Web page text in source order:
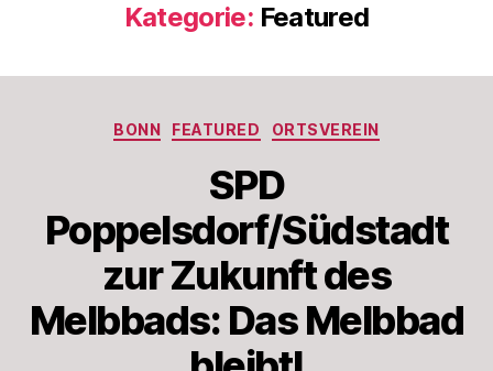
Kategorie: Featured
Kategorien
BONN FEATURED ORTSVEREIN
SPD
Poppelsdorf/Südstadt
zur Zukunft des
Melbbads: Das Melbbad